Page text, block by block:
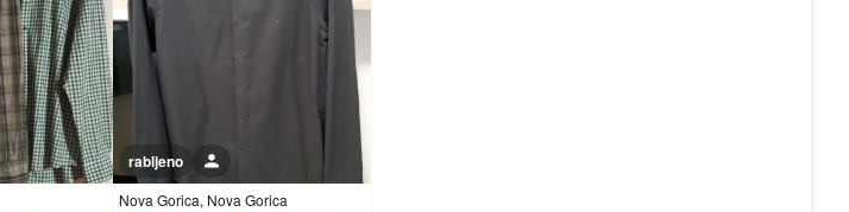
Nova Gorica, Nova Gorica
rabljeno